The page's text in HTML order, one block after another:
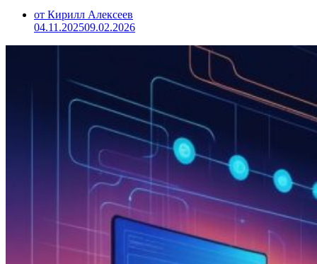
от Кирилл Алексеев
04.11.202509.02.2026